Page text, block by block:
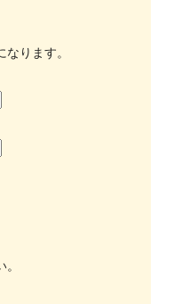
ります。